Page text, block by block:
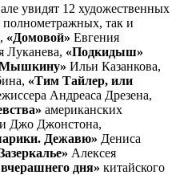
увидят 12 художественных
так и
«Домовой» Евгения
Луканева, «Подкидыш»
Мышкину» Ильи Казанкова,
«Тим Тайлер, или
Андреаса Дрезена,
американских
и Джо Джонстона,
Дежавю» Дениса
Алексея
дня» китайского